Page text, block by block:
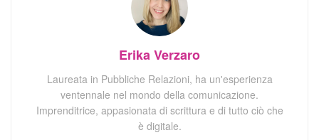
Erika Verzaro
Laureata in Pubbliche Relazioni, ha un'esperienza
ventennale nel mondo della comunicazione.
Imprenditrice, appasionata di scrittura e di tutto ciò che
è digitale.